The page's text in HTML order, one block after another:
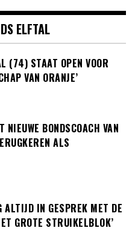
ELFTAL
(74) STAAT OPEN VOOR
VAN ORANJE’
NIEUWE BONDSCOACH VAN
ALS
ALTIJD IN GESPREK MET DE
GROTE STRUIKELBLOK’